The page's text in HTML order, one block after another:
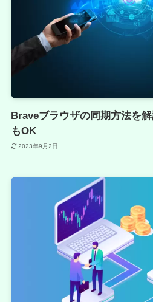
Braveブラウザの同期方法を
もOK
2023年9月2日